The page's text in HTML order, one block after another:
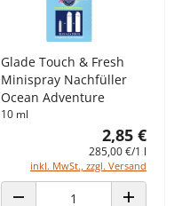
Glade Touch & Fresh
Minispray Nachfüller
Ocean Adventure
10 ml
2,85 €
285,00 €/1 l
inkl. MwSt., zzgl. Versand